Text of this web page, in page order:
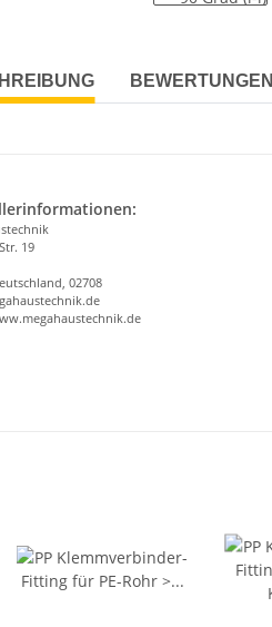
BEWERTUNGEN
19
02708